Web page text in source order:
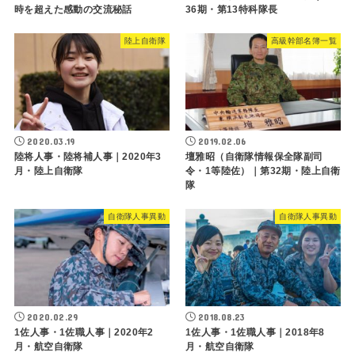
時を超えた感動の交流秘話
36期・第13特科隊長
陸上自衛隊
2020.03.19
陸将人事・陸将補人事｜2020年3
月・陸上自衛隊
高級幹部名簿一覧
2019.02.06
壇雅昭（自衛隊情報保全隊副司
令・1等陸佐）｜第32期・陸上自衛
隊
自衛隊人事異動
2020.02.29
1佐人事・1佐職人事｜2020年2
月・航空自衛隊
自衛隊人事異動
2018.08.23
1佐人事・1佐職人事｜2018年8
月・航空自衛隊